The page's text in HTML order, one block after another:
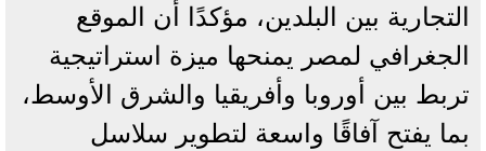
التجارية بين البلدين، مؤكدًا أن الموقع
الجغرافي لمصر يمنحها ميزة استراتيجية
تربط بين أوروبا وأفريقيا والشرق الأوسط،
بما يفتح آفاقًا واسعة لتطوير سلاسل